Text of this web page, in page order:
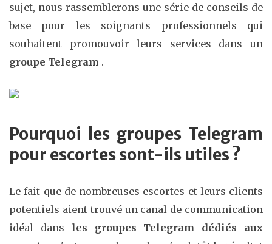
sujet, nous rassemblerons une série de conseils de
base pour les soignants professionnels qui
souhaitent promouvoir leurs services dans un
groupe Telegram .
Pourquoi les groupes Telegram
pour escortes sont-ils utiles ?
Le fait que de nombreuses escortes et leurs clients
potentiels aient trouvé un canal de communication
idéal dans les groupes Telegram dédiés aux